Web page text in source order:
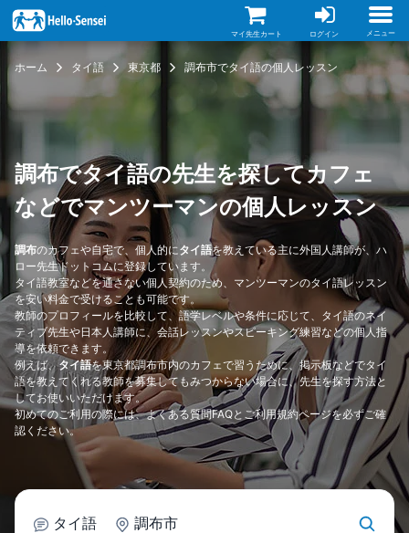
イ
ン
コ
テ
に
マイ先生カート ログイン メニュー
ホーム タイ語 東京都 調布市でタイ語の個人レッスン
調布でタイ語の先生を探してカフェ
などでマンツーマンの個人レッスン
調布のカフェや自宅で、個人的にタイ語を教えている主に外国人講師が、ハ
ロー先生ドットコムに登録しています。
タイ語教室などを通さない個人契約のため、マンツーマンのタイ語レッスン
を安い料金で受けることも可能です。
教師のプロフィールを比較して、語学レベルや条件に応じて、タイ語のネイ
ティブ先生や日本人講師に、会話レッスンやスピーキング練習などの個人指
導を依頼できます。
例えば、タイ語を東京都調布市内のカフェで習うために、掲示板などでタイ
語を教えてくれる教師を募集してもみつからない場合に、先生を探す方法と
してお使いいただけます。
初めてのご利用の際には、よくある質問FAQと ご利用規約ページを必ずご確
認ください。
タイ語 調布市